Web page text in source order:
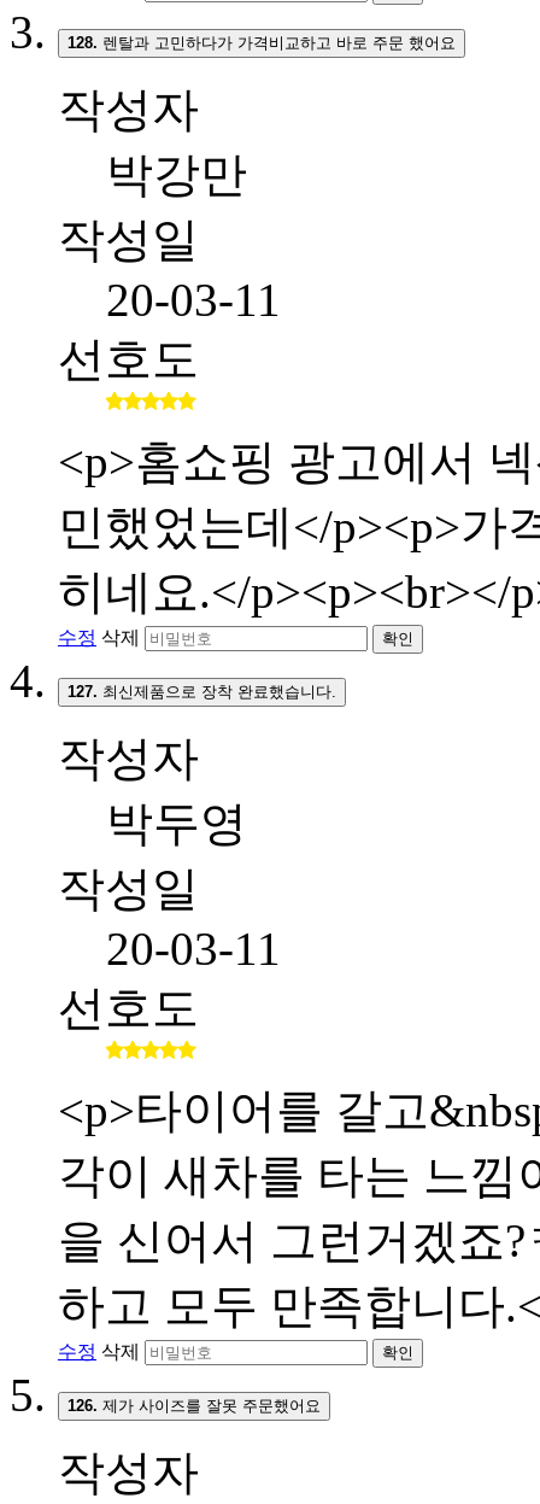
128. 렌탈과 고민하다가 가격비교하고 바로 주문 했어요
작성자
박강만
작성일
20-03-11
선호도
<p>홈쇼핑 광고에서
민했었는데</p><p>가
히네요.</p><p><br></
수정 삭제 확인
127. 최신제품으로 장착 완료했습니다.
작성자
박두영
작성일
20-03-11
선호도
<p>타이어를 갈고
각이 새차를 타는 느낌
을 신어서 그런거겠죠
하고 모두 만족합니다
수정 삭제 확인
126. 제가 사이즈를 잘못 주문했어요
작성자